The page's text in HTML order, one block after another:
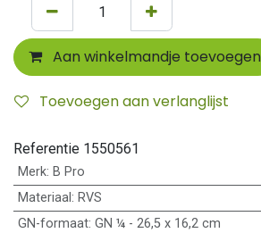
Aan winkelmandje toevoegen
Toevoegen aan verlanglijst
Referentie 1550561
Merk: B Pro
Materiaal : RVS
GN-formaat: GN ¼ - 26,5 x 16,2 cm